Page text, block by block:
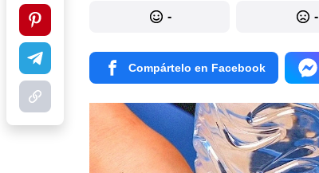
- -
Compártelo en Facebook